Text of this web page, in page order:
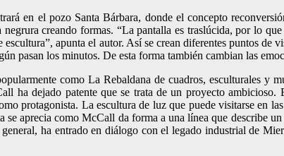
en el pozo Santa Bárbara, donde el concepto
creando formas. “La pantalla es traslúcida, por lo
apunta el autor. Así se crean diferentes puntos de
pasan los minutos. De esta forma también cambian las
como La Rebaldana de cuadros, esculturales y
ha dejado patente que se trata de un proyecto
protagonista. La escultura de luz que puede visitarse en
aprecia como McCall da forma a una línea que describe
ha entrado en diálogo con el legado industrial de